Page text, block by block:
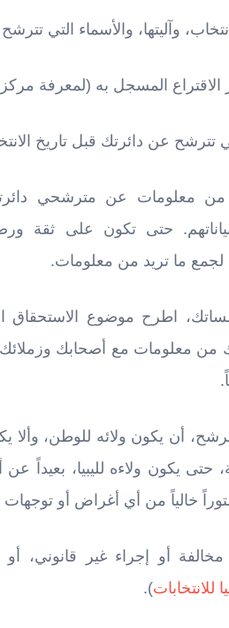
وآليتها، والأسماء التي
معلومات عن مترشحي
حتى تكون على ثقة
لجمع ما تريد من معلومات.
اطرح موضوع الاستحقاق
من معلومات مع أصحابك
أن يكون ولائه للوطن، وألا
حتى يكون ولاءه لليبيا، بعيداً
خالياً من أي أغراض أو توجهات
أو إجراء غير قانوني، أو ما
للانتخابات).